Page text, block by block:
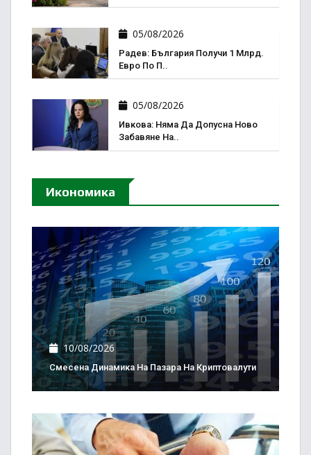
05/08/2026
Радев: България Получи 1 Млрд.
Евро По П..
05/08/2026
Ивкова: Няма Да Допусна Ново
Забавяне На..
Икономика
10/08/2026
Смесена Динамика На Пазара На Криптовалути